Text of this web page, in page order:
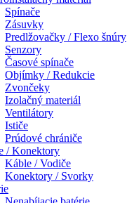
Spínače
Zásuvky
Predlžovačky / Flexo šnúry
Senzory
Časové spínače
Objímky / Redukcie
Zvončeky
Izolačný materiál
Ventilátory
Ističe
Prúdové chrániče
/ Konektory
Káble / Vodiče
Konektory / Svorky